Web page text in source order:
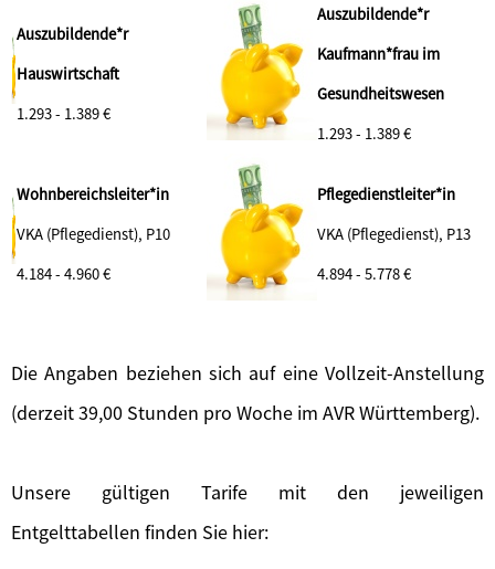
Auszubildende*r
Hauswirtschaft
1.293 - 1.389 €
Auszubildende*r
Kaufmann*frau im
Gesundheitswesen
1.293 - 1.389 €
Wohnbereichsleiter*in
VKA (Pflegedienst), P10
4.184 - 4.960 €
Pflegedienstleiter*in
VKA (Pflegedienst), P13
4.894 - 5.778 €
Die Angaben beziehen sich auf eine Vollzeit-Anstellung
(derzeit 39,00 Stunden pro Woche im AVR Württemberg).
Unsere gültigen Tarife mit den jeweiligen
Entgelttabellen finden Sie hier: